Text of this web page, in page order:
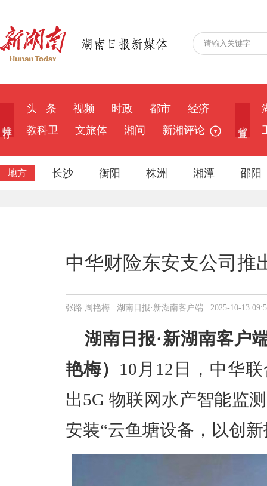
头 条 视频 时政 都市
经济
教科卫
文旅体 湘问 新湘评论
地方 长沙 衡阳 株洲 湘潭 邵阳
中华财险东安支公司推
张路 周艳梅 湖南日报·新湖南客户端 2025-10-13
湖南日报·新湖南客户
艳梅） 10月12日，中华
出5G 物联网水产智能监
安装“云鱼塘设备，以创